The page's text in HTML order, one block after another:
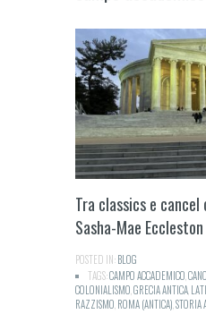
Tra classics e
Sasha-Mae Eccleston
POSTED IN:BLOG
TAGS:CAMPO ACCADEMICO
COLONIALISMO GRECIA ANTICA
RAZZISMO ROMA (ANTICA) STORIA